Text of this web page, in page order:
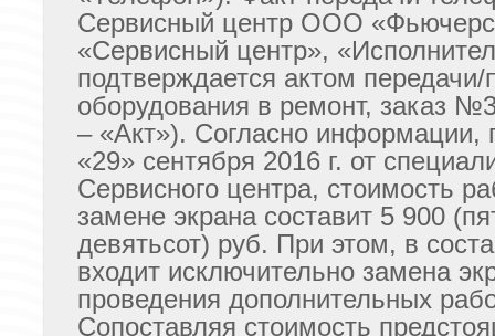
Сервисный центр ООО
«Сервисный центр»,
подтверждается актом
оборудования в ремонт, заказ
– «Акт»). Согласно информации,
«29» сентября 2016 г. от
Сервисного центра, стоимость
замене экрана составит 5 900
девятьсот) руб. При этом, в
входит исключительно замена
проведения дополнительных
Сопоставляя стоимость